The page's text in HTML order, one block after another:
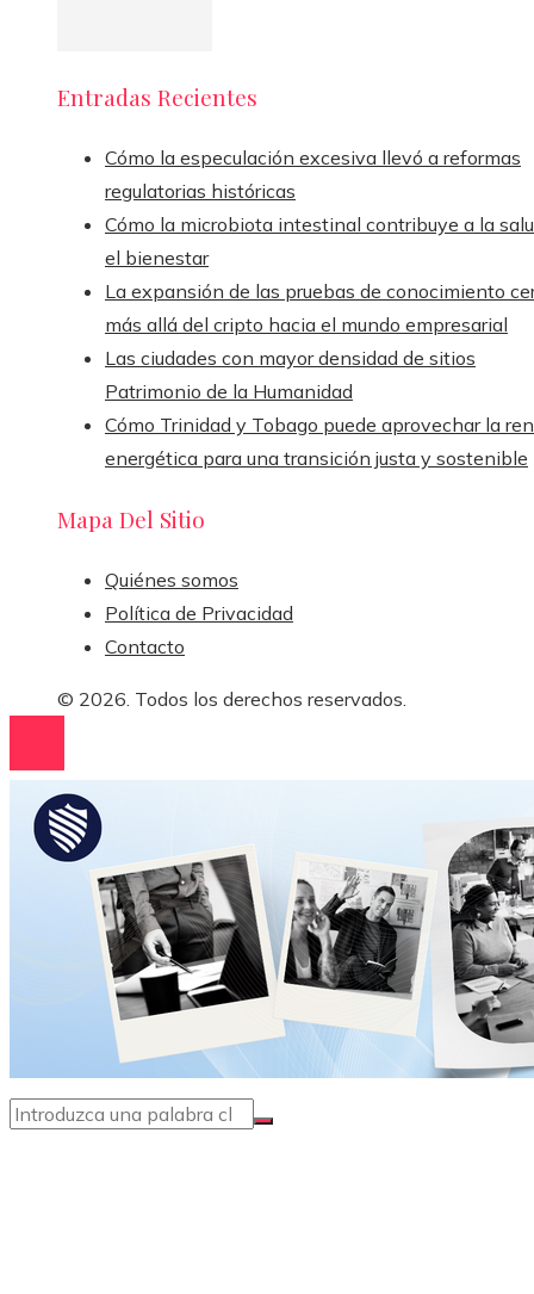
Entradas Recientes
Cómo la especulación excesiva llevó a reformas
regulatorias históricas
Cómo la microbiota intestinal contribuye a la
el bienestar
La expansión de las pruebas de conocimiento
más allá del cripto hacia el mundo empresarial
Las ciudades con mayor densidad de sitios
Patrimonio de la Humanidad
Cómo Trinidad y Tobago puede aprovechar la
energética para una transición justa y sostenible
Mapa Del Sitio
Quiénes somos
Política de Privacidad
Contacto
© 2026. Todos los derechos reservados.